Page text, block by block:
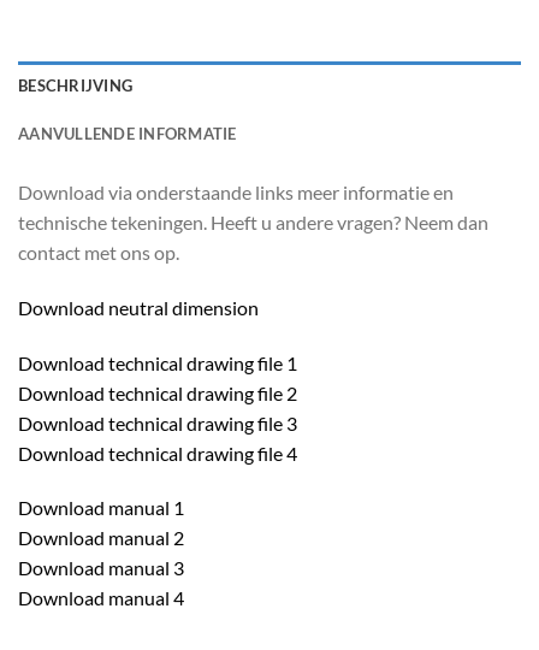
BESCHRIJVING
AANVULLENDE INFORMATIE
Download via onderstaande links meer informatie en
technische tekeningen. Heeft u andere vragen? Neem dan
contact met ons op.
Download neutral dimension
Download technical drawing file 1
Download technical drawing file 2
Download technical drawing file 3
Download technical drawing file 4
Download manual 1
Download manual 2
Download manual 3
Download manual 4